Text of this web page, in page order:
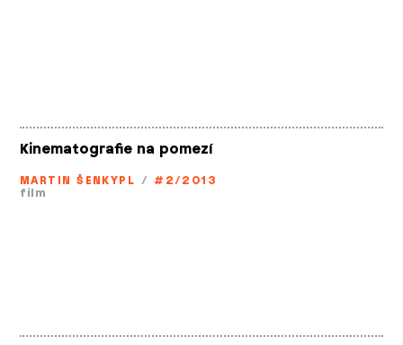
Kinematografie na pomezí
MARTIN ŠENKYPL / #2/2013
film